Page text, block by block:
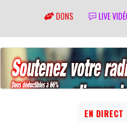
DONS LIVE
EN DIRECT